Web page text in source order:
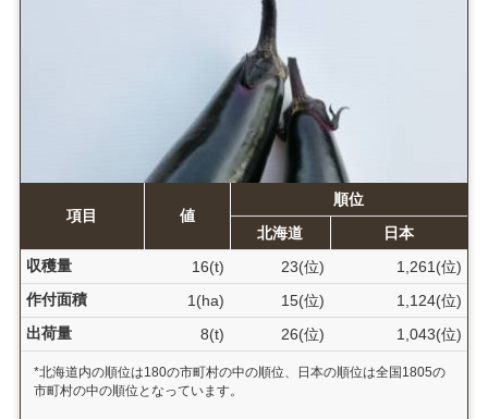
項目 値
順位
北海道
日本
収穫量
16(t) 23(位)
1,261(位)
作付面積
1(ha) 15(位)
1,124(位)
出荷量
8(t) 26(位) 1,043(位)
*北海道内の順位は180の市町村の中の順位、日本の順位は全国1805の
市町村の中の順位となっています。